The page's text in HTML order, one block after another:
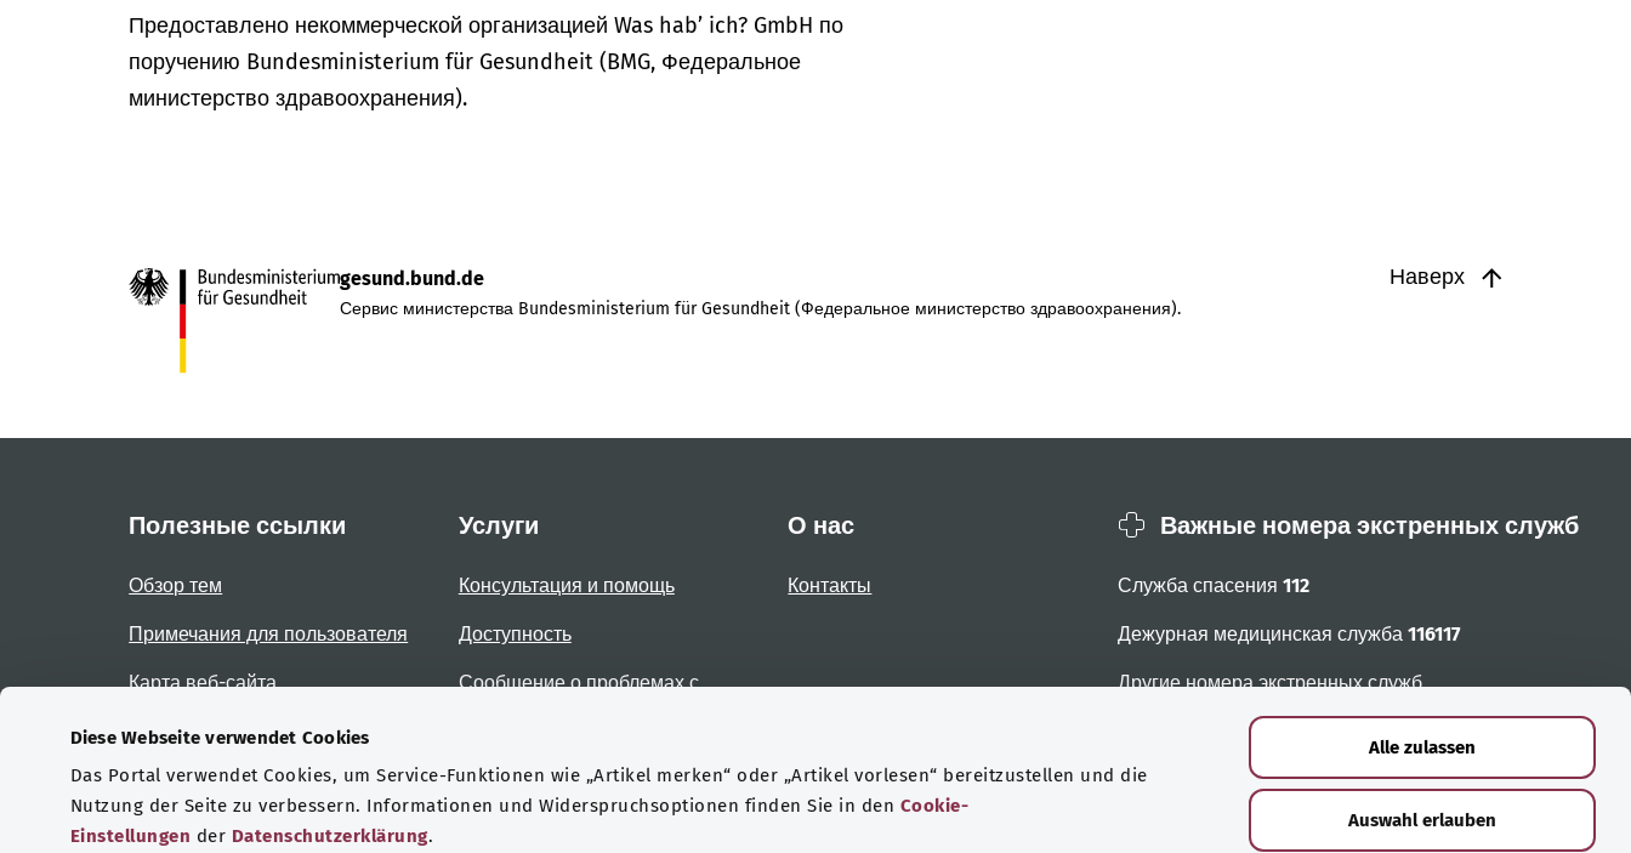
Diese Webseite verwendet Cookies
Das Portal verwendet Cookies, um Service-Funktionen wie „Artikel merken“ oder „Artikel vorlesen“ bereitzustellen und die
Nutzung der Seite zu verbessern. Informationen und Widerspruchsoptionen finden Sie in den Cookie-
Einstellungen der Datenschutzerklärung.
Alle zulassen
Auswahl erlauben
Предоставлено некоммерческой организацией Was hab’ ich? GmbH по
поручению Bundesministerium für Gesundheit (BMG, Федеральное
министерство здравоохранения).
Наверх
gesund.bund.de
Сервис министерства Bundesministerium für Gesundheit (Федеральное министерство здравоохранения).
Полезные ссылки
Обзор тем
Примечания для пользователя
Карта веб-сайта
Услуги
Консультация и помощь
Доступность
Сообщение о проблемах с
О нас
Контакты
Важные номера экстренных служб
Служба спасения 112
Дежурная медицинская служба 116117
Другие номера экстренных служб
Сертификаты